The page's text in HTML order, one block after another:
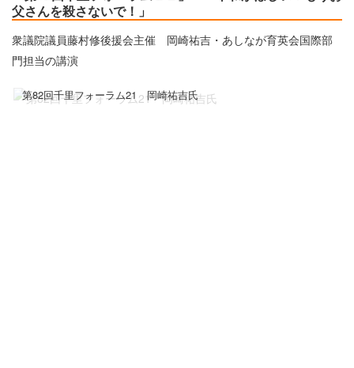
父さんを殺さないで！」
衆議院議員藤村修後援会主催 岡崎祐吉・あしなが育英会国際部
門担当の講演
第82回千里フォーラム21 岡崎祐吉氏